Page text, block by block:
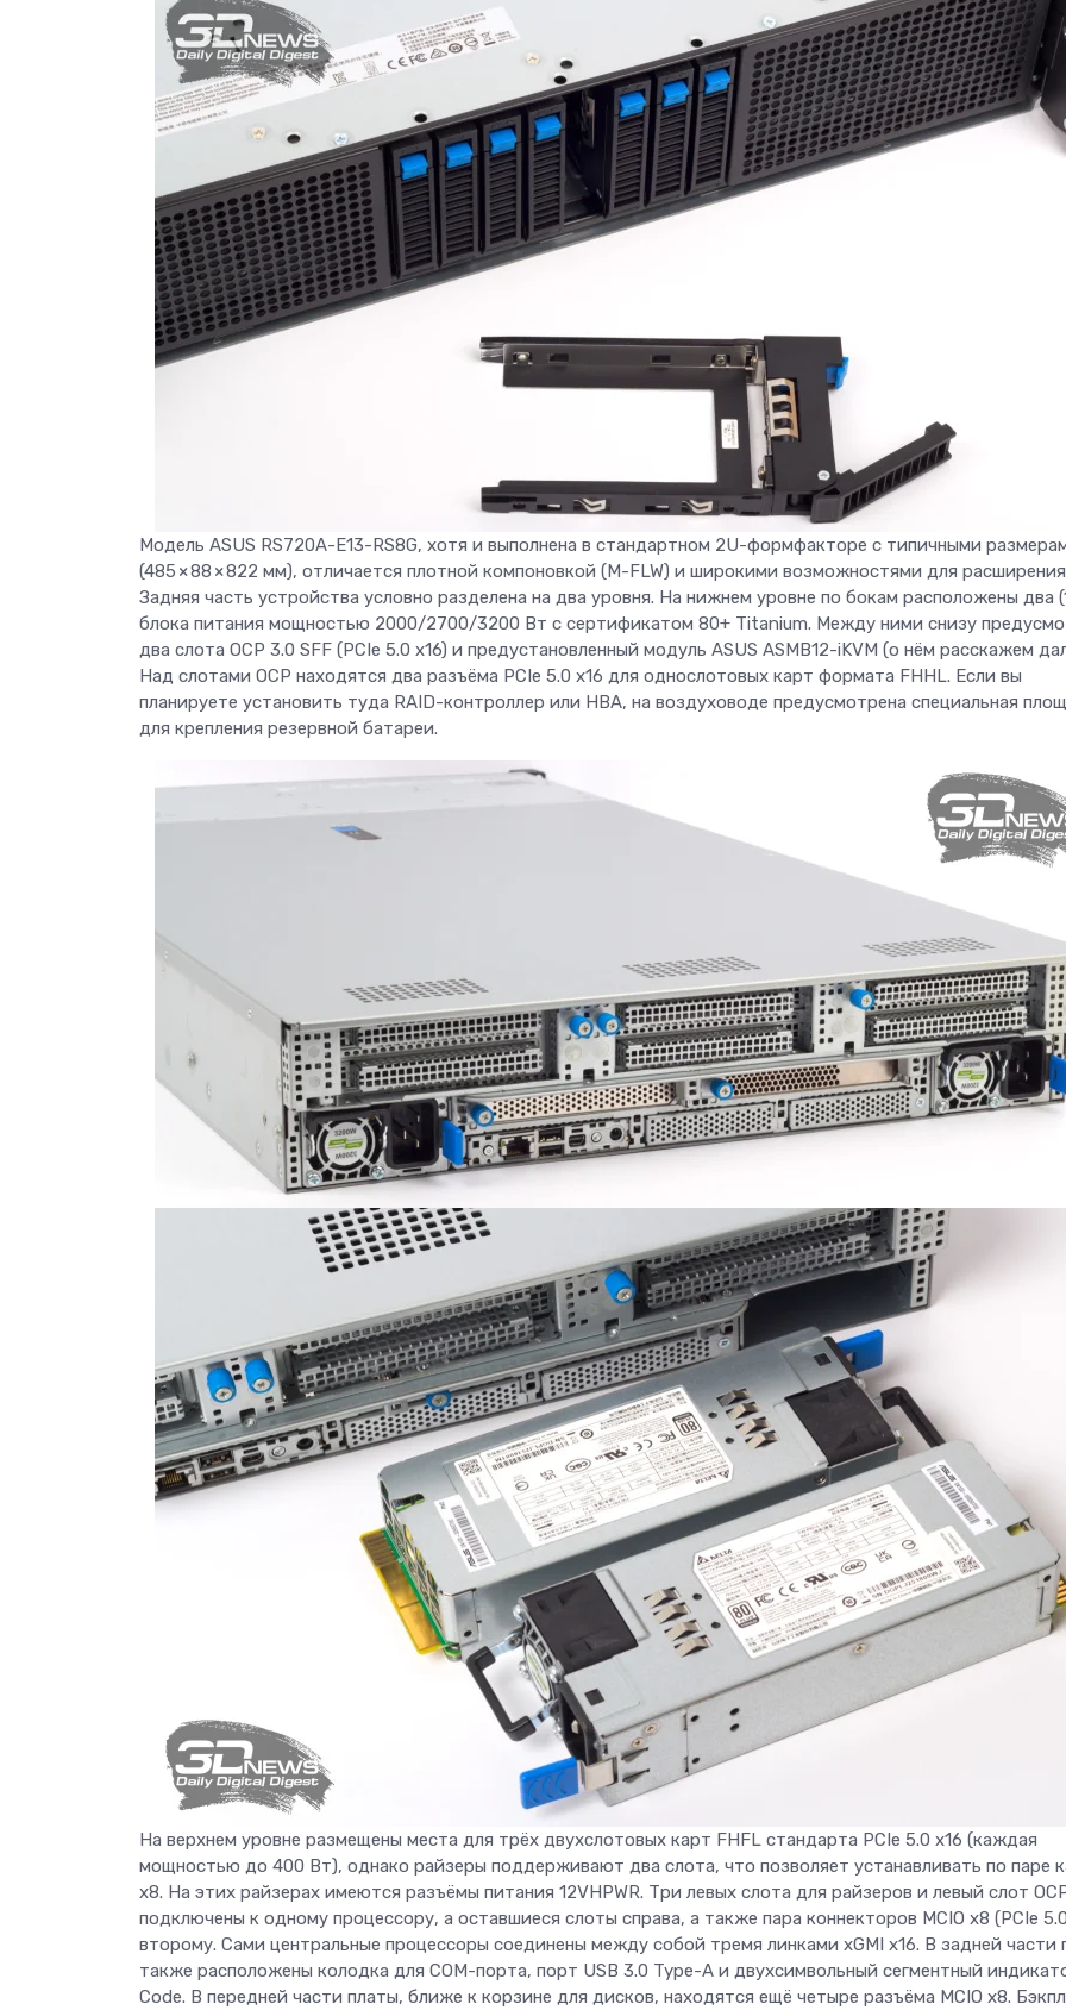
Модель ASUS RS720A-E13-RS8G, хотя и выполнена в стандартном 2U-формфакторе с типичными
(485 × 88 × 822 мм), отличается плотной компоновкой (M-FLW) и широкими возможностями для
Задняя часть устройства условно разделена на два уровня. На нижнем уровне по бокам расположены два
блока питания мощностью 2000/2700/3200 Вт с сертификатом 80+ Titanium. Между ними снизу
два слота OCP 3.0 SFF (PCIe 5.0 x16) и предустановленный модуль ASUS ASMB12-iKVM (о нём расскажем
Над слотами OCP находятся два разъёма PCIe 5.0 x16 для однослотовых карт формата FHHL. Если вы
планируете установить туда RAID-контроллер или HBA, на воздуховоде предусмотрена специальная
для крепления резервной батареи.
На верхнем уровне размещены места для трёх двухслотовых карт FHFL стандарта PCIe 5.0 x16 (каждая
мощностью до 400 Вт), однако райзеры поддерживают два слота, что позволяет устанавливать по паре
x8. На этих райзерах имеются разъёмы питания 12VHPWR. Три левых слота для райзеров и левый слот
подключены к одному процессору, а оставшиеся слоты справа, а также пара коннекторов MCIO x8 (PCIe
второму. Сами центральные процессоры соединены между собой тремя линками xGMI x16. В задней части
также расположены колодка для COM-порта, порт USB 3.0 Type-A и двухсимвольный сегментный
Code. В передней части платы, ближе к корзине для дисков, находятся ещё четыре разъёма MCIO x8.